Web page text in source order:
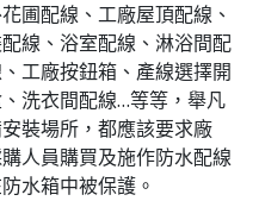
圃配線、工廠屋頂配線、
線、浴室配線、淋浴間配
工廠按鈕箱、產線選擇開
洗衣間配線…等等，舉凡
裝場所，都應該要求廠
人員購買及施作防水配線
水箱中被保護。